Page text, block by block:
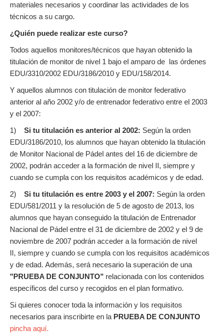
materiales necesarios y coordinar las actividades de los
técnicos a su cargo.
¿Quién puede realizar este curso?
Todos aquellos monitores/técnicos que hayan obtenido la
titulación de monitor de nivel 1 bajo el amparo de las órdenes
EDU/3310/2002 EDU/3186/2010 y EDU/158/2014.
Y aquellos alumnos con titulación de monitor federativo
anterior al año 2002 y/o de entrenador federativo entre el 2003
y el 2007:
1) Si tu titulación es anterior al 2002: Según la orden
EDU/3186/2010, los alumnos que hayan obtenido la titulación
de Monitor Nacional de Pádel antes del 16 de diciembre de
2002, podrán acceder a la formación de nivel II, siempre y
cuando se cumpla con los requisitos académicos y de edad.
2) Si tu titulación es entre 2003 y el 2007: Según la orden
EDU/581/2011 y la resolución de 5 de agosto de 2013, los
alumnos que hayan conseguido la titulación de Entrenador
Nacional de Pádel entre el 31 de diciembre de 2002 y el 9 de
noviembre de 2007 podrán acceder a la formación de nivel
II, siempre y cuando se cumpla con los requisitos académicos
y de edad. Además, será necesario la superación de una
"PRUEBA DE CONJUNTO" relacionada con los contenidos
específicos del curso y recogidos en el plan formativo.
Si quieres conocer toda la información y los requisitos
necesarios para inscribirte en la PRUEBA DE CONJUNTO
pincha aquí.